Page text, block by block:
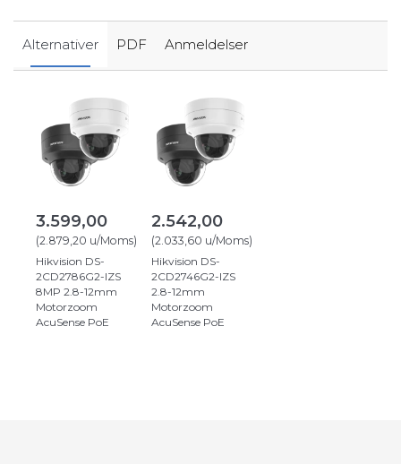
Alternativer PDF Anmeldelser
3.599,00
(2.879,20 u/Moms)
Hikvision DS-
2CD2786G2-IZS
8MP 2.8-12mm
Motorzoom
AcuSense PoE
2.542,00
(2.033,60 u/Moms)
Hikvision DS-
2CD2746G2-IZS
2.8-12mm
Motorzoom
AcuSense PoE